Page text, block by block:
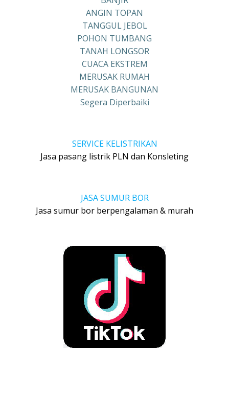
ANGIN TOPAN
TANGGUL JEBOL
POHON TUMBANG
TANAH LONGSOR
CUACA EKSTREM
MERUSAK RUMAH
MERUSAK BANGUNAN
Segera Diperbaiki
SERVICE KELISTRIKAN
Jasa pasang listrik PLN dan Konsleting
JASA SUMUR BOR
Jasa sumur bor berpengalaman & murah